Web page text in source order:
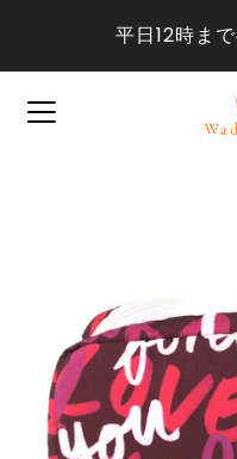
平日12時ま